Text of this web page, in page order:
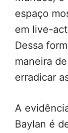
espaço
em live-
Dessa
maneira
erradicar
A
Baylan é